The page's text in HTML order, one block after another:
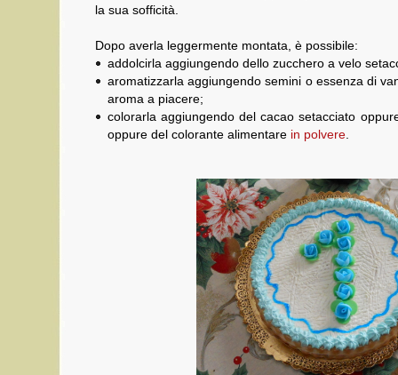
la sua sofficità.
Dopo averla leggermente montata, è possibile:
addolcirla aggiungendo dello zucchero a velo
aromatizzarla aggiungendo semini o essenza di
aroma a piacere;
colorarla aggiungendo del cacao setacciato
oppure del colorante alimentare in polvere